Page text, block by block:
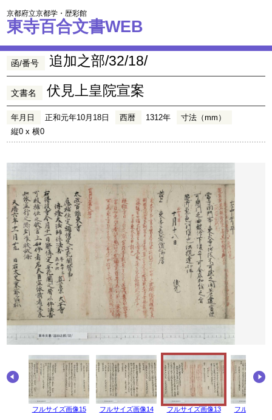
京都府立京都学・歴彩館
東寺百合文書WEB
函/番号 追加之部/32/18/
文書名 伏見上皇院宣案
年月日 正和元年10月18日 西暦 1312年
寸法（mm）
縦0 x 横0
フルサイズ画像15 フルサイズ画像14 フルサイズ画像13 フルサイズ